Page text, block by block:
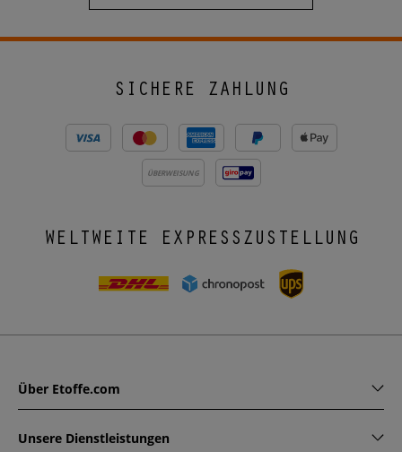
SICHERE ZAHLUNG
ÜBERWEISUNG
WELTWEITE EXPRESSZUSTELLUNG
Über Etoffe.com
Unsere Dienstleistungen